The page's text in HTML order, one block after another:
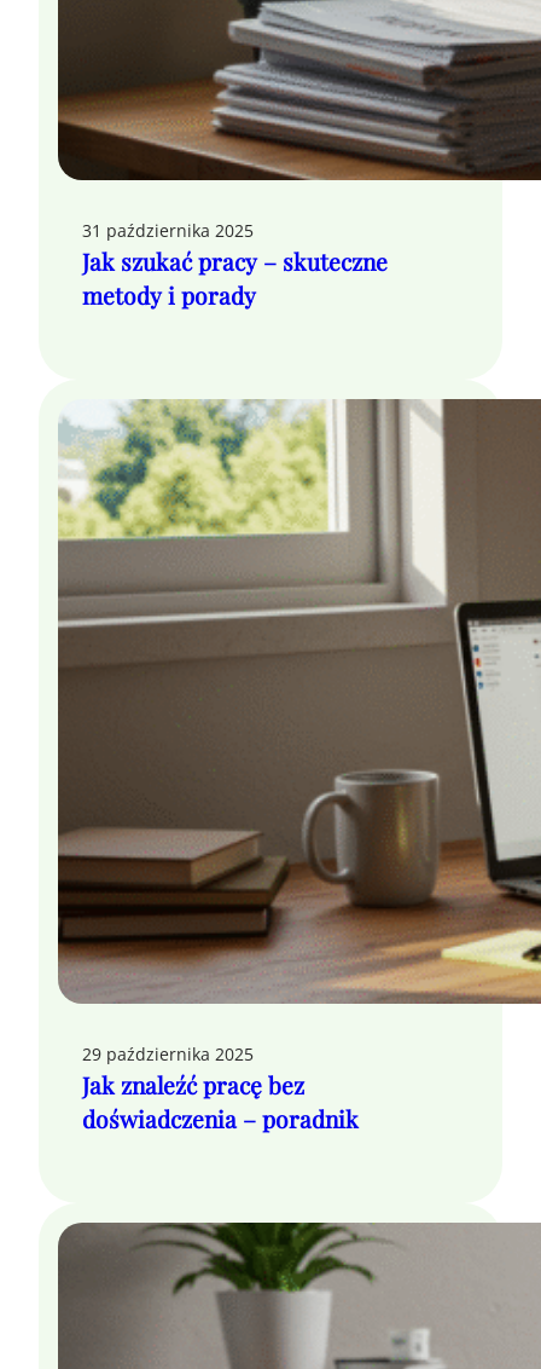
31 października 2025
Jak szukać pracy – skuteczne
metody i porady
29 października 2025
Jak znaleźć pracę bez
doświadczenia – poradnik